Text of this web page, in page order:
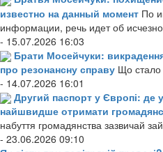
известно на данный момент По
информации, речь идет об
- 15.07.2026 16:03
Брати Мосейчуки:
про резонансну справу Що стало
- 14.07.2026 16:01
Другий паспорт у Європі: де
найшвидше отримати
набуття громадянства зазвичай
- 23.06.2026 09:10